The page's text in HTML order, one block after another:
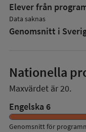
Elever från
Data saknas
Genomsnitt i
Nationella
Maxvärdet är 20.
Engelska 6
Genomsnitt för